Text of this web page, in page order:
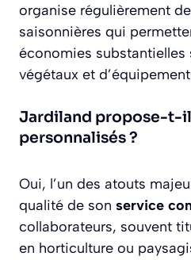
organise régulièrement
saisonnières qui
économies substantielles
végétaux et
Jardiland propose-t-
personnalisés ?
Oui, l’un des atouts
qualité de son service
collaborateurs, souvent
en horticulture ou